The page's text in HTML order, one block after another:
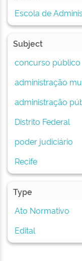
Escola de
Subject
concurso público
administração
administração
Distrito Federal
poder judiciário
Recife
Type
Ato Normativo
Edital